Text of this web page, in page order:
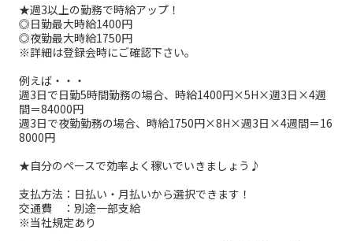
★週3以上の勤務で時給アップ！
◎日勤最大時給1400円
◎夜勤最大時給1750円
※詳細は登録会時にご確認下さい。
例えば・・・
週3日で日勤5時間勤務の場合、時給1400円×5H×週3日×4週
間＝84000円
週3日で夜勤勤務の場合、時給1750円×8H×週3日×4週間＝16
8000円
★自分のペースで効率よく稼いでいきましょう♪
支払方法：日払い・月払いから選択できます！
交通費 ：別途一部支給
※当社規定あり